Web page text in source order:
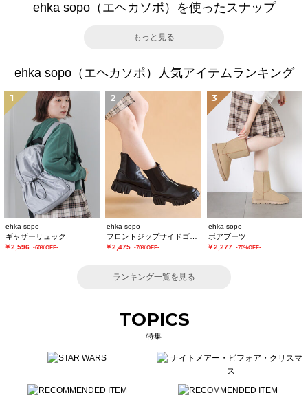
ehka sopo（エヘカソポ）を使ったスナップ
もっと見る
ehka sopo（エヘカソポ）人気アイテムランキング
1
ehka sopo
ギャザーリュック
￥2,596 -60%OFF-
2
ehka sopo
￥2,475 -70%OFF-
3
ehka sopo
ボアブーツ
￥2,277 -70%OFF-
ランキング一覧を見る
TOPICS
特集